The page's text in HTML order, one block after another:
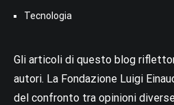
Tecnologia
Gli articoli di questo blog
autori. La Fondazione Luigi
del confronto tra opinioni